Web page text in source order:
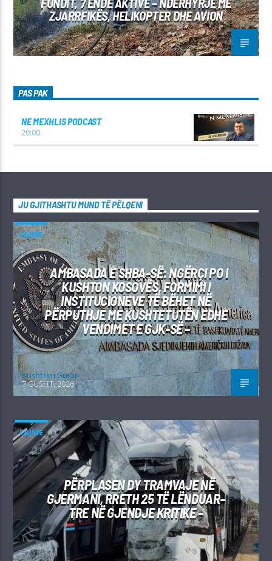
ZJARRFIKËS, HELIKOPTER DHE AVION
PAS PAK
NE MEXHLIS PODCAST
20:00
JU GJITHASHTU MUND TË PËLQENI
LAJME
AMBASADA E SHBA-SË: NGËRÇI PO I
KUSHTON KOSOVËS, FORMIMI I
INSTITUCIONEVE TË BËHET NË
PËRPUTHJE ME KUSHTETUTËN EDHE
VENDIMET E GJK-SË –
Kushtrim Guraj
7 GUSHT, 2026
LAJME
PËRPLASEN DY TRAMVAJE NË
GJERMANI, RRETH 25 TË LËNDUAR–
TRE NË GJENDJE KRITIKE –